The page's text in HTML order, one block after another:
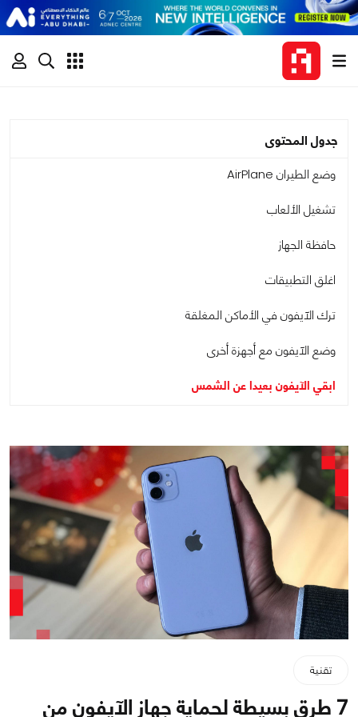
جدول المحتوى
وضع الطيران AirPlane
تشغيل الألعاب
حافظة الجهاز
اغلق التطبيقات
ترك الآيفون في الأماكن المغلقة
وضع الآيفون مع أجهزة أخرى
ابقي الآيفون بعيدا عن الشمس
تقنية
7 طرق بسيطة لحماية جهاز الآيفون من